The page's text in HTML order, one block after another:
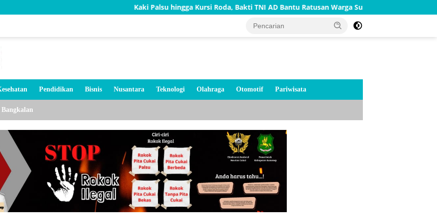
Kaki Palsu hingga Kursi Roda, Bakti TNI AD Bantu Ratusan Warga Sumenep
Pendidikan Bisnis Nusantara Teknologi Olahraga Otomotif Pariwisata
Bangkalan